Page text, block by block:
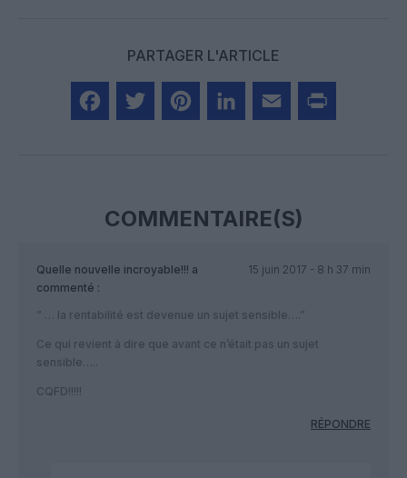
PARTAGER L'ARTICLE
COMMENTAIRE(S)
Quelle nouvelle incroyable!!! a
commenté :
15 juin 2017 - 8 h 37 min
” … la rentabilité est devenue un sujet sensible….”
Ce qui revient à dire que avant ce n’était pas un sujet
sensible…..
CQFD!!!!!
RÉPONDRE